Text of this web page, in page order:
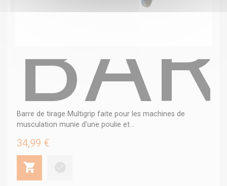
Barre de tirage Multigrip faite pour les machines de
musculation munie d’une poulie et...
34,99 €